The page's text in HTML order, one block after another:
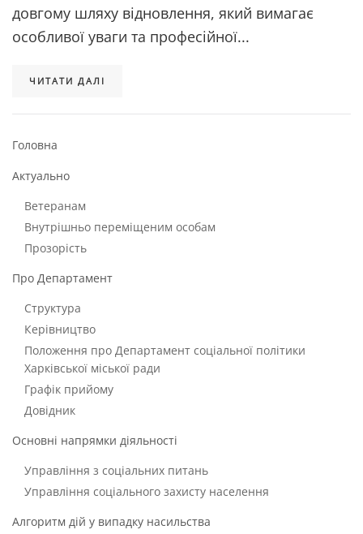
довгому шляху відновлення, який вимагає
особливої уваги та професійної...
ЧИТАТИ ДАЛІ
Головна
Актуально
Ветеранам
Внутрішньо переміщеним особам
Прозорість
Про Департамент
Структура
Керівництво
Положення про Департамент соціальної політики
Харківської міської ради
Графік прийому
Довідник
Основні напрямки діяльності
Управління з соціальних питань
Управління соціального захисту населення
Алгоритм дій у випадку насильства